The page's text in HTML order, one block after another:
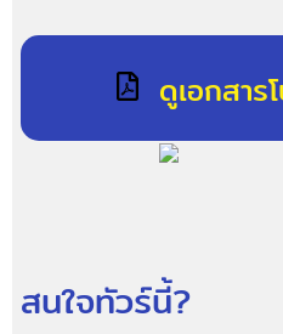
ดูเอกสาร
สนใจทัวร์นี้?